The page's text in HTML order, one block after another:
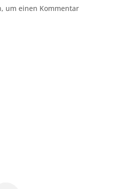
um einen Kommentar